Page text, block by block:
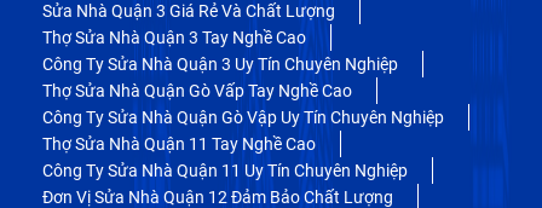
Sửa Nhà Quận 3 Giá Rẻ Và Chất Lượng
Thợ Sửa Nhà Quận 3 Tay Nghề Cao
Công Ty Sửa Nhà Quận 3 Uy Tín Chuyên Nghiệp
Thợ Sửa Nhà Quận Gò Vấp Tay Nghề Cao
Công Ty Sửa Nhà Quận Gò Vập Uy Tín Chuyên Nghiệp
Thợ Sửa Nhà Quận 11 Tay Nghề Cao
Công Ty Sửa Nhà Quận 11 Uy Tín Chuyên Nghiệp
Đơn Vị Sửa Nhà Quận 12 Đảm Bảo Chất Lượng